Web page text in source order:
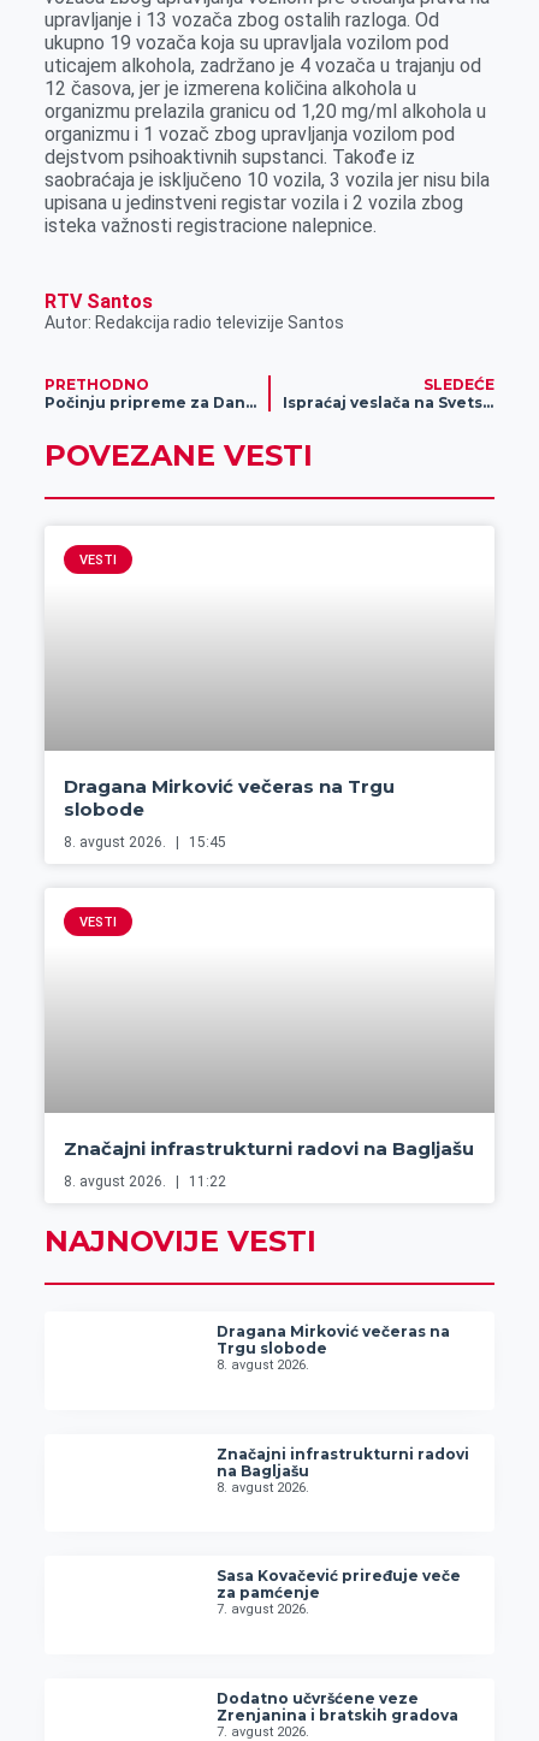
upravljanje i 13 vozača zbog ostalih razloga. Od
ukupno 19 vozača koja su upravljala vozilom pod
uticajem alkohola, zadržano je 4 vozača u trajanju od
12 časova, jer je izmerena količina alkohola u
organizmu prelazila granicu od 1,20 mg/ml alkohola u
organizmu i 1 vozač zbog upravljanja vozilom pod
dejstvom psihoaktivnih supstanci. Takođe iz
saobraćaja je isključeno 10 vozila, 3 vozila jer nisu bila
upisana u jedinstveni registar vozila i 2 vozila zbog
isteka važnosti registracione nalepnice.
RTV Santos
Autor: Redakcija radio televizije Santos
PRETHODNO
Počinju pripreme za Dane piva
SLEDEĆE
Ispraćaj veslača na Svetsko prvenstvo
POVEZANE VESTI
VESTI
Dragana Mirković večeras na Trgu
slobode
8. avgust 2026. 15:45
VESTI
Značajni infrastrukturni radovi na Bagljašu
8. avgust 2026. 11:22
NAJNOVIJE VESTI
Dragana Mirković večeras na
Trgu slobode
8. avgust 2026.
Značajni infrastrukturni radovi
na Bagljašu
8. avgust 2026.
Sasa Kovačević priređuje veče
za pamćenje
7. avgust 2026.
Dodatno učvršćene veze
Zrenjanina i bratskih gradova
7. avgust 2026.